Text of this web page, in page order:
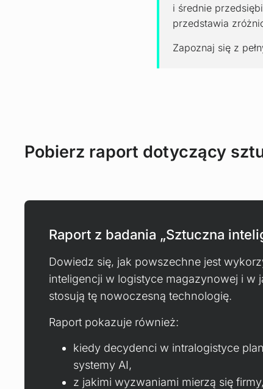
i średnie
przedstawia
Zapoznaj się z
Pobierz raport dotyczący
Raport z badania „Sztuczna
Dowiedz się, jak powszechne jest
inteligencji w logistyce magazynowej i w
stosują tę nowoczesną technologię.
Raport pokazuje również:
kiedy decydenci w intralogistyce
systemy AI,
z jakimi wyzwaniami mierzą się firmy,